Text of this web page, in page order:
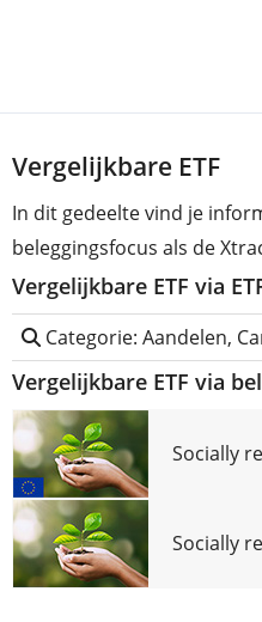
Vergelijkbare ETF
In dit gedeelte vind je
beleggingsfocus als de
Vergelijkbare ETF via
Categorie: Aandelen,
Vergelijkbare ETF via
Socially
Socially